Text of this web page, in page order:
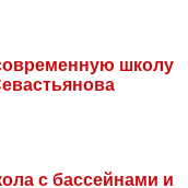
школу
с бассейнами и